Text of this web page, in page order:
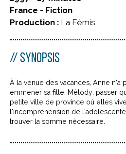
France - Fiction
Production : La Fémis
SYNOPSIS
À la venue des vacances, Anne n’a
emmener sa fille, Mélody, passer
petite ville de province où elles
l’incompréhension de
trouver la somme nécessaire.